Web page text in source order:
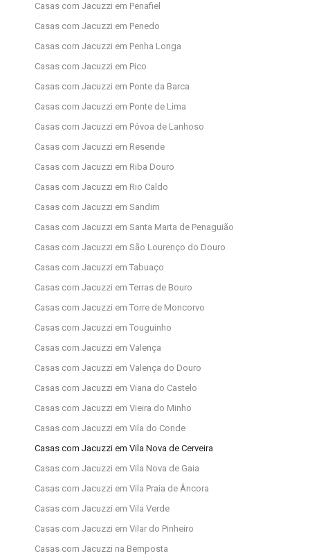
Casas com Jacuzzi em Penafiel
Casas com Jacuzzi em Penedo
Casas com Jacuzzi em Penha Longa
Casas com Jacuzzi em Pico
Casas com Jacuzzi em Ponte da Barca
Casas com Jacuzzi em Ponte de Lima
Casas com Jacuzzi em Póvoa de Lanhoso
Casas com Jacuzzi em Resende
Casas com Jacuzzi em Riba Douro
Casas com Jacuzzi em Rio Caldo
Casas com Jacuzzi em Sandim
Casas com Jacuzzi em Santa Marta de Penaguião
Casas com Jacuzzi em São Lourenço do Douro
Casas com Jacuzzi em Tabuaço
Casas com Jacuzzi em Terras de Bouro
Casas com Jacuzzi em Torre de Moncorvo
Casas com Jacuzzi em Touguinho
Casas com Jacuzzi em Valença
Casas com Jacuzzi em Valença do Douro
Casas com Jacuzzi em Viana do Castelo
Casas com Jacuzzi em Vieira do Minho
Casas com Jacuzzi em Vila do Conde
Casas com Jacuzzi em Vila Nova de Cerveira
Casas com Jacuzzi em Vila Nova de Gaia
Casas com Jacuzzi em Vila Praia de Âncora
Casas com Jacuzzi em Vila Verde
Casas com Jacuzzi em Vilar do Pinheiro
Casas com Jacuzzi na Bemposta